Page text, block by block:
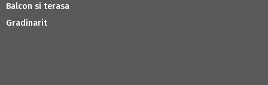
Balcon si terasa
Gradinarit